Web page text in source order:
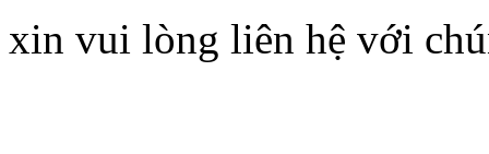
xin vui lòng liên hệ với